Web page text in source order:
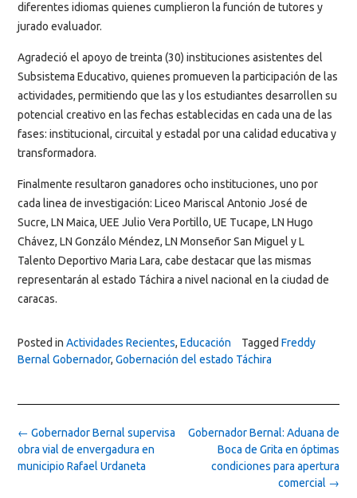
diferentes idiomas quienes cumplieron la función de tutores y
jurado evaluador.
Agradeció el apoyo de treinta (30) instituciones asistentes del
Subsistema Educativo, quienes promueven la participación de las
actividades, permitiendo que las y los estudiantes desarrollen su
potencial creativo en las fechas establecidas en cada una de las
fases: institucional, circuital y estadal por una calidad educativa y
transformadora.
Finalmente resultaron ganadores ocho instituciones, uno por
cada linea de investigación: Liceo Mariscal Antonio José de
Sucre, LN Maica, UEE Julio Vera Portillo, UE Tucape, LN Hugo
Chávez, LN Gonzálo Méndez, LN Monseñor San Miguel y L
Talento Deportivo Maria Lara, cabe destacar que las mismas
representarán al estado Táchira a nivel nacional en la ciudad de
caracas.
Posted in Actividades Recientes, Educación Tagged Freddy
Bernal Gobernador, Gobernación del estado Táchira
Post
navigation
Gobernador Bernal: Aduana de
Boca de Grita en óptimas
condiciones para apertura
comercial →
← Gobernador Bernal supervisa
obra vial de envergadura en
municipio Rafael Urdaneta